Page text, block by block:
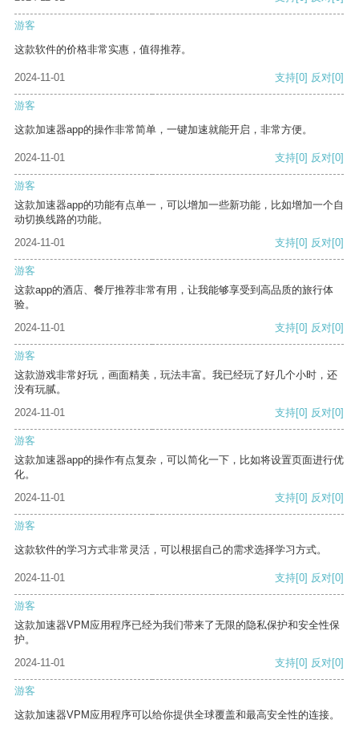
游客
这款软件的价格非常实惠，值得推荐。
2024-11-01 支持[0] 反对[0]
游客
这款加速器app的操作非常简单，一键加速就能开启，非常方便。
2024-11-01 支持[0] 反对[0]
游客
这款加速器app的功能有点单一，可以增加一些新功能，比如增加一个自
动切换线路的功能。
2024-11-01
支持[0] 反对[0]
游客
这款app的酒店、餐厅推荐非常有用，让我能够享受到高品质的旅行体
验。
2024-11-01
支持[0] 反对[0]
游客
这款游戏非常好玩，画面精美，玩法丰富。我已经玩了好几个小时，还
没有玩腻。
2024-11-01
支持[0] 反对[0]
游客
这款加速器app的操作有点复杂，可以简化一下，比如将设置页面进行优
化。
2024-11-01
支持[0] 反对[0]
游客
这款软件的学习方式非常灵活，可以根据自己的需求选择学习方式。
2024-11-01 支持[0] 反对[0]
游客
这款加速器VPM应用程序已经为我们带来了无限的隐私保护和安全性保
护。
2024-11-01
支持[0] 反对[0]
游客
这款加速器VPM应用程序可以给你提供全球覆盖和最高安全性的连接。